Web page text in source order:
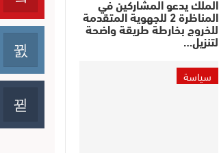
المناظرة 2 للجهوية المتقدمة
للخروج بخارطة طريقة واضحة
لتنزيل…
سياسة